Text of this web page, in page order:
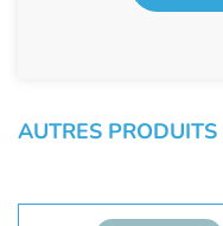
AUTRES PRODUITS